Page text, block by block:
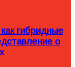
гибридные
о